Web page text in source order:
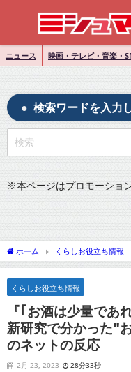
ニュース 映画・テレビ・音楽・
検索ワードを入力
※本ページはプロモーショ
ホーム くらしお役立ち情報
最新研究で分かった"お酒と健康"
くらしお役立ち情報
『｢お酒は少量で
新研究で分かった"
のネットの反応
2月 23, 2023 28分33秒